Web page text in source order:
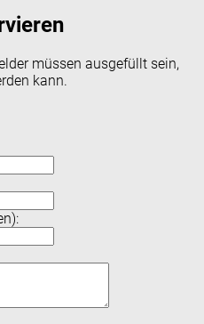
müssen ausgefüllt sein,
kann.